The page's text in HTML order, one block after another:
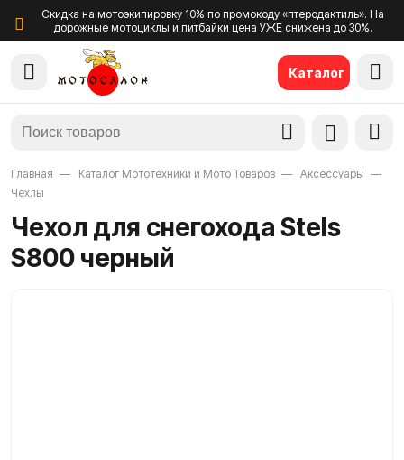
Скидка на мотоэкипировку 10% по промокоду «птеродактиль». На
дорожные мотоциклы и питбайки цена УЖЕ снижена до 30%.
Каталог
Главная Каталог Мототехники и Мото Товаров
Аксессуары
Чехлы
Чехол для снегохода Stels
S800 черный